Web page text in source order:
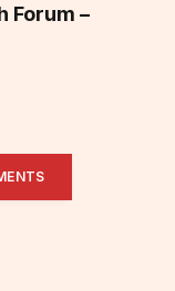
Forum –